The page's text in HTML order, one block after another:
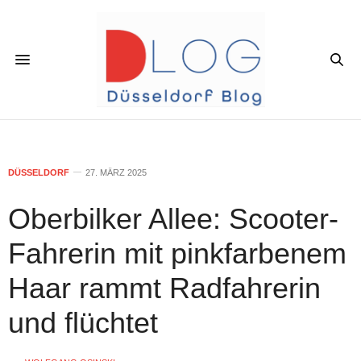
DÜSSELDORF 27. MÄRZ 2025
Oberbilker Allee: Scooter-
Fahrerin mit pinkfarbenem
Haar rammt Radfahrerin
und flüchtet